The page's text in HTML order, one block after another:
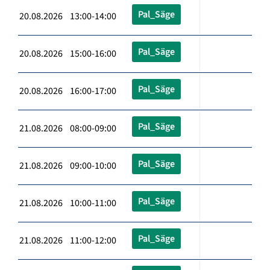
20.08.2026 13:00-14:00 Pal_Säge
20.08.2026 15:00-16:00 Pal_Säge
20.08.2026 16:00-17:00 Pal_Säge
21.08.2026 08:00-09:00 Pal_Säge
21.08.2026 09:00-10:00 Pal_Säge
21.08.2026 10:00-11:00 Pal_Säge
21.08.2026 11:00-12:00 Pal_Säge